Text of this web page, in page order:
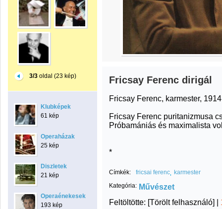
3/3oldal (23 kép)
Klubképek
61 kép
Operaházak
25 kép
Diszletek
21 kép
Operaénekesek
193 kép
Fricsay Ferenc dirigál
Fricsay Ferenc, karmester,
Fricsay Ferenc puritanizmusa
Próbamániás és maximalista
*
Címkék: fricsai ferenc
karmester
Kategória: Művészet
Feltöltötte: [Törölt felhasználó] |